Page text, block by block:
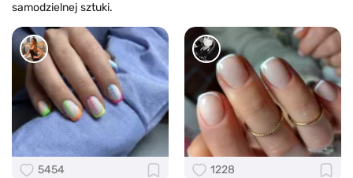
samodzielnej sztuki.
5454 1228